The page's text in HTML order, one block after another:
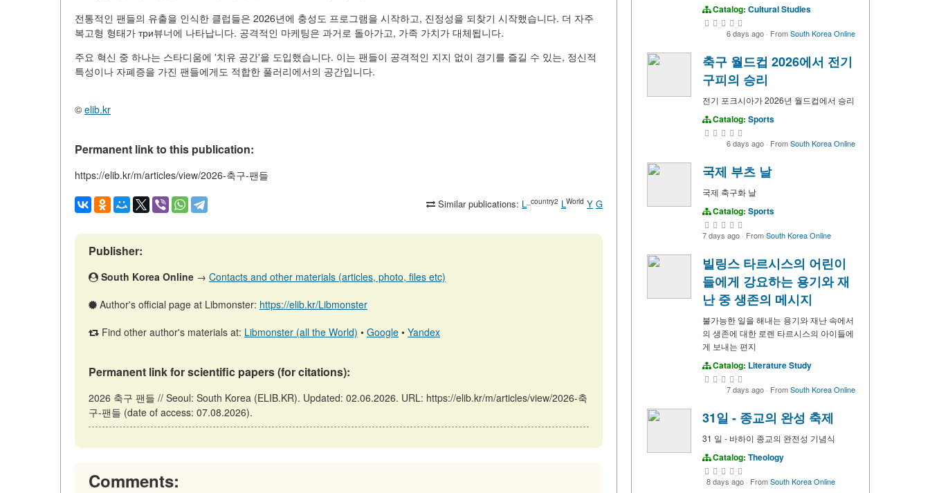
전통적인 팬들의 유출을 인식한 클럽들은 2026년에 충성도 프로그램을 시작하고, 진정성을 되찾기 시작했습니다. 더 자주
복고형 형태가 три뷰너에 나타납니다. 공격적인 마케팅은 과거로 돌아가고, 가족 가치가 대체됩니다.
주요 혁신 중 하나는 스타디움에 '치유 공간'을 도입했습니다. 이는 팬들이 공격적인 지지 없이 경기를 즐길 수 있는, 정신적
특성이나 자폐증을 가진 팬들에게도 적합한 풀러리에서의 공간입니다.
© elib.kr
Permanent link to this publication:
https://elib.kr/m/articles/view/2026-축구-팬들
Similar publications: L _country2 LWorld Y G
Publisher:
South Korea Online → Contacts and other materials (articles, photo, files etc)
Author's official page at Libmonster: https://elib.kr/Libmonster
Find other author's materials at: Libmonster (all the World) • Google • Yandex
Permanent link for scientific papers (for citations):
2026 축구 팬들 // Seoul: South Korea (ELIB.KR). Updated: 02.06.2026. URL: https://elib.kr/m/articles/view/2026-축
구-팬들 (date of access: 07.08.2026).
Comments:
Catalog: Cultural Studies
6 days ago · FromSouth Korea Online
축구 월드컵 2026에서 전기
구피의 승리
전기 포크시아가 2026년 월드컵에서 승리
Catalog: Sports
6 days ago · FromSouth Korea Online
국제 부츠 날
국제 축구화 날
Catalog: Sports
7 days ago · FromSouth Korea Online
빌링스 타르시스의 어린이
들에게 강요하는 용기와 재
난 중 생존의 메시지
불가능한 일을 해내는 용기와 재난 속에서
의 생존에 대한 로렌 타르시스의 아이들에
게 보내는 편지
Catalog: Literature Study
7 days ago · FromSouth Korea Online
31일 - 종교의 완성 축제
31 일 - 바하이 종교의 완전성 기념식
Catalog: Theology
8 days ago · FromSouth Korea Online